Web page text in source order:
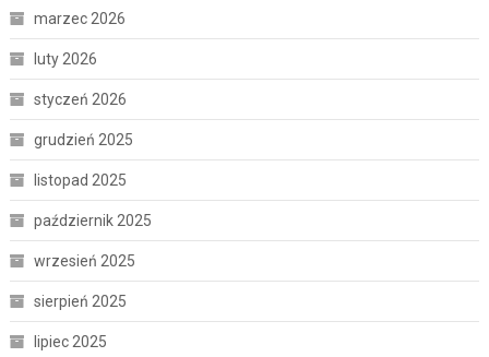
marzec 2026
luty 2026
styczeń 2026
grudzień 2025
listopad 2025
październik 2025
wrzesień 2025
sierpień 2025
lipiec 2025